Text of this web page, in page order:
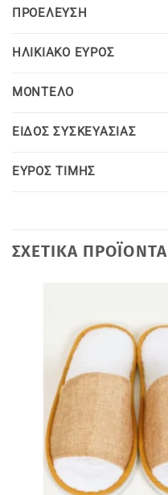
ΠΡΟΕΛΕΥΣΗ
ΗΛΙΚΙΑΚΟ ΕΥΡΟΣ
MOΝΤΕΛΟ
ΕΙΔΟΣ ΣΥΣΚΕΥΑΣΙΑΣ
ΕΥΡΟΣ ΤΙΜΗΣ
ΣΧΕΤΙΚΆ ΠΡΟΪΌΝΤΑ